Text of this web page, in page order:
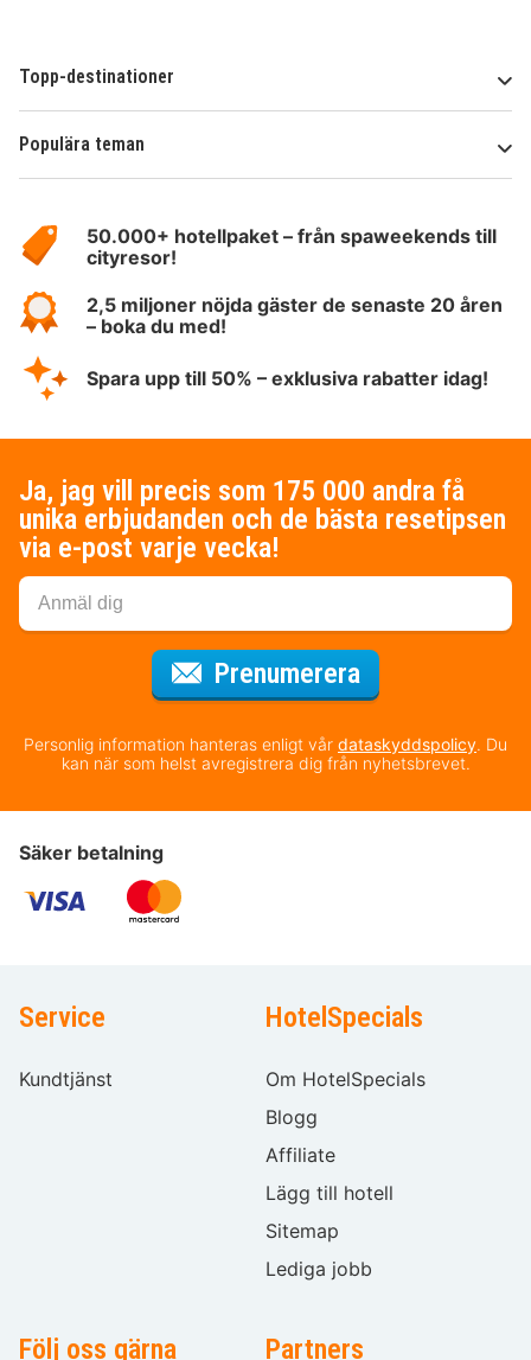
Topp-destinationer
Populära teman
HotelSpecials50.000+ hotellpaket – från spaweekends till
cityresor!
2,5 miljoner nöjda gäster de senaste 20 åren
– boka du med!
Spara upp till 50% – exklusiva rabatter idag!
Ja, jag vill precis som 175 000 andra få
unika erbjudanden och de bästa resetipsen
via e-post varje vecka!
Prenumerera
Personlig information hanteras enligt vår dataskyddspolicy. Du
kan när som helst avregistrera dig från nyhetsbrevet.
Säker betalning
Service
Kundtjänst
HotelSpecials
Om HotelSpecials
Blogg
Affiliate
Lägg till hotell
Sitemap
Lediga jobb
Följ oss gärna Partners